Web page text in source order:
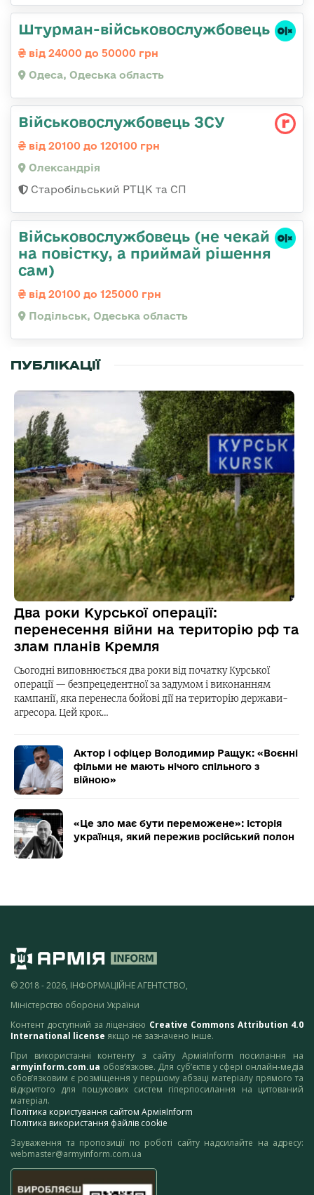
Штурман-військовослужбовець
від 24000 до 50000 грн
Одеса, Одеська область
Військовослужбовець ЗСУ
від 20100 до 120100 грн
Олександрія
Старобільський РТЦК та СП
Військовослужбовець (не чекай
на повістку, а приймай рішення
сам)
від 20100 до 125000 грн
Подільськ, Одеська область
ПУБЛІКАЦІЇ
Два роки Курської операції:
перенесення війни на територію рф та
злам планів Кремля
Сьогодні виповнюється два роки від початку Курської
операції — безпрецедентної за задумом і виконанням
кампанії, яка перенесла бойові дії на територію держави-
агресора. Цей крок…
Актор і офіцер Володимир Ращук: «Воєнні
фільми не мають нічого спільного з
війною»
«Це зло має бути переможене»: історія
українця, який пережив російський полон
© 2018 - 2026, ІНФОРМАЦІЙНЕ АГЕНТСТВО,
Міністерство оборони України
Контент доступний за ліцензією Creative Commons Attribution 4.0
International license якщо не зазначено інше.
При використанні контенту з сайту АрміяInform посилання на
armyinform.com.ua обов’язкове. Для суб’єктів у сфері онлайн-медіа
обов’язковим є розміщення у першому абзаці матеріалу прямого та
відкритого для пошукових систем гіперпосилання на цитований
матеріал.
Політика користування сайтом АрміяInform
Політика використання файлів cookie
Зауваження та пропозиції по роботі сайту надсилайте на адресу:
webmaster@armyinform.com.ua